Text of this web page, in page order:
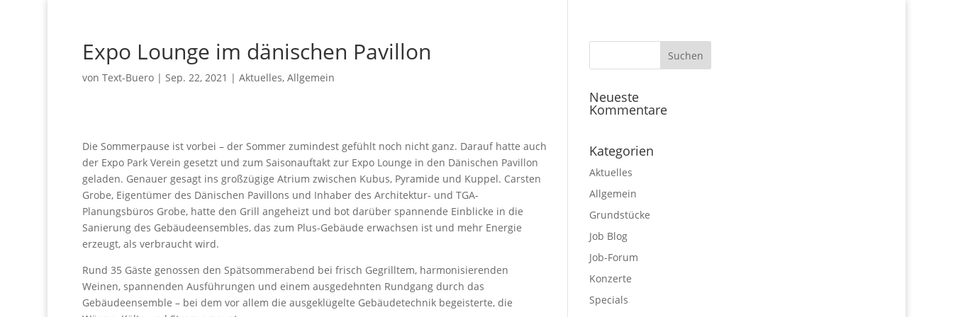
Expo Lounge im dänischen Pavillon
vonText-Buero |Sep. 22, 2021 |Aktuelles,Allgemein
Die Sommerpause ist vorbei – der Sommer zumindest gefühlt noch nicht ganz. Darauf hatte auch
der Expo Park Verein gesetzt und zum Saisonauftakt zur Expo Lounge in den Dänischen Pavillon
geladen. Genauer gesagt ins großzügige Atrium zwischen Kubus, Pyramide und Kuppel. Carsten
Grobe, Eigentümer des Dänischen Pavillons und Inhaber des Architektur- und TGA-
Planungsbüros Grobe, hatte den Grill angeheizt und bot darüber spannende Einblicke in die
Sanierung des Gebäudeensembles, das zum Plus-Gebäude erwachsen ist und mehr Energie
erzeugt, als verbraucht wird.
Rund 35 Gäste genossen den Spätsommerabend bei frisch Gegrilltem, harmonisierenden
Weinen, spannenden Ausführungen und einem ausgedehnten Rundgang durch das
Gebäudeensemble – bei dem vor allem die ausgeklügelte Gebäudetechnik begeisterte, die
Neueste
Kommentare
Kategorien
Aktuelles
Allgemein
Grundstücke
Job Blog
Job-Forum
Konzerte
Specials